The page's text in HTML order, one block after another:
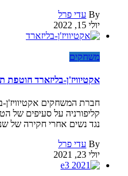
By עדי פרל
יולי 15, 2022
משחקים
אקטיוויז'ן-בליזארד
חברת המשחקים אקטיוויז'ן-
קליפורניה על סעיפים של
נגד נשים אחרי חקירה של
By עדי פרל
יולי 23, 2021